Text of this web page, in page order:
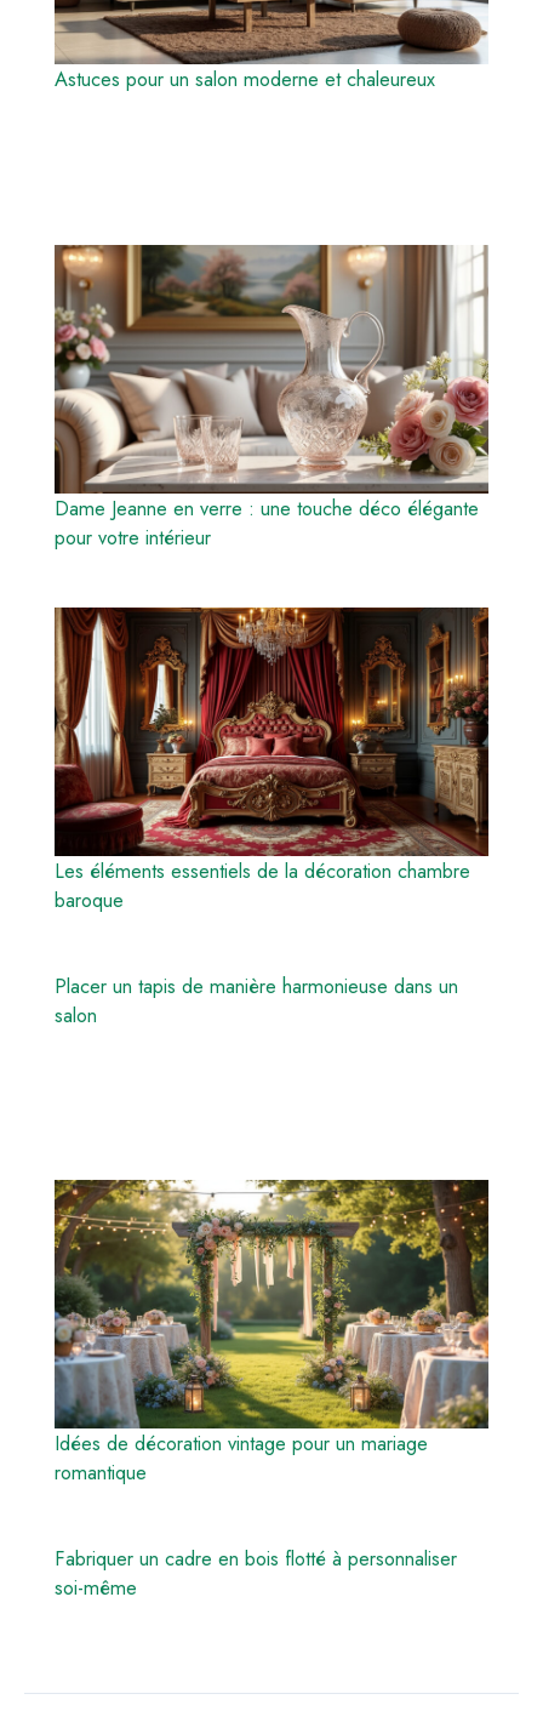
Astuces pour un salon moderne et chaleureux
Dame Jeanne en verre : une touche déco élégante
pour votre intérieur
Les éléments essentiels de la décoration chambre
baroque
Placer un tapis de manière harmonieuse dans un
salon
Idées de décoration vintage pour un mariage
romantique
Fabriquer un cadre en bois flotté à personnaliser
soi-même